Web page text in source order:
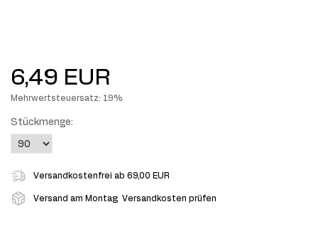
6,49 EUR
Mehrwertsteuersatz: 19%
Stückmenge:
Versandkostenfrei ab 69,00 EUR
Versand am Montag Versandkosten prüfen